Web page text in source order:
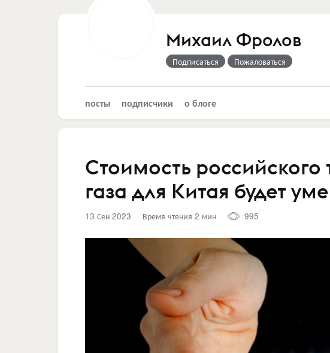
Михаил Фролов
Подписаться Пожаловаться
посты подписчики о блоге
Стоимость российского
газа для Китая будет
13 Сен 2023 Время чтения 2 мин 995